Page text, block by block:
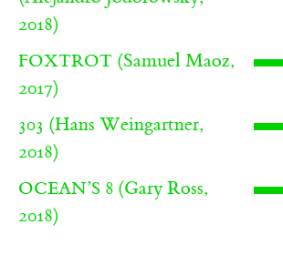
2018)
FOXTROT (Samuel Maoz,
2017)
303 (Hans Weingartner,
2018)
OCEAN’S 8 (Gary Ross,
2018)